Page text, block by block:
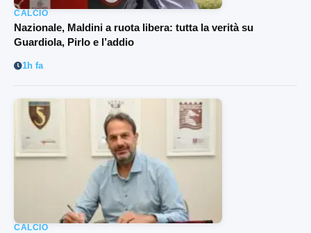
CALCIO
Nazionale, Maldini a ruota libera: tutta la verità su
Guardiola, Pirlo e l’addio
1h fa
CALCIO